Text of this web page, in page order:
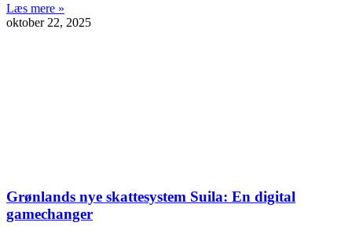
Læs mere »
oktober 22, 2025
Grønlands nye skattesystem Suila: En digital
gamechanger